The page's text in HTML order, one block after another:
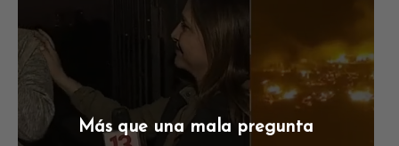
Más que una mala pregunta